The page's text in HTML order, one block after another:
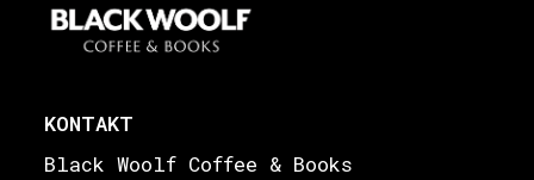
KONTAKT
Black Woolf Coffee & Books